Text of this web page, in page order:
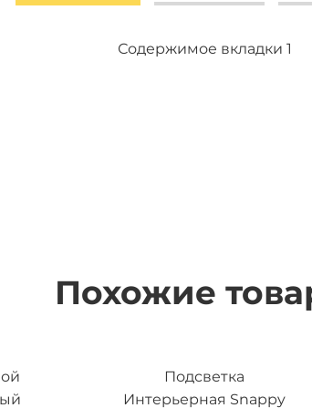
Содержимое вкладки 1
Содержимое вкладки 2
Содержимое вкладки 3
Похожие
Подсветка
Интерьерная Snappy